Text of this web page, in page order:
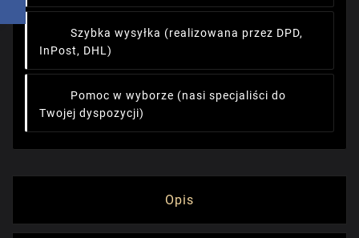
Szybka wysyłka (realizowana przez DPD,
InPost, DHL)
Pomoc w wyborze (nasi specjaliści do
Twojej dyspozycji)
Opis